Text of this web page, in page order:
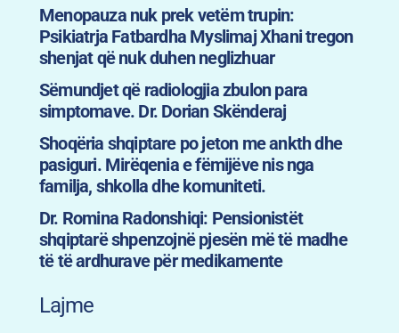
Menopauza nuk prek vetëm trupin:
Psikiatrja Fatbardha Myslimaj Xhani tregon
shenjat që nuk duhen neglizhuar
Sëmundjet që radiologjia zbulon para
simptomave. Dr. Dorian Skënderaj
Shoqëria shqiptare po jeton me ankth dhe
pasiguri. Mirëqenia e fëmijëve nis nga
familja, shkolla dhe komuniteti.
Dr. Romina Radonshiqi: Pensionistët
shqiptarë shpenzojnë pjesën më të madhe
të të ardhurave për medikamente
Lajme